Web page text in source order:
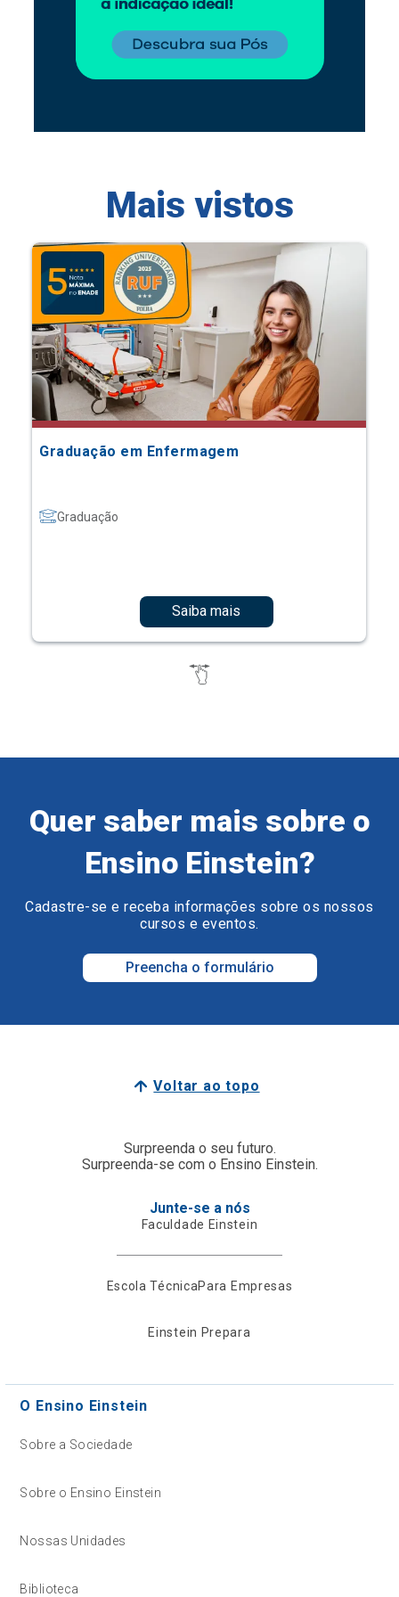
Mais vistos
Graduação em Enfermagem
Graduação
Saiba mais
Quer saber mais sobre o
Ensino Einstein?
Cadastre-se e receba informações sobre os nossos
cursos e eventos.
Preencha o formulário
Voltar ao topo
Surpreenda o seu futuro.
Surpreenda-se com o Ensino Einstein.
Junte-se a nós
Faculdade Einstein
Escola TécnicaPara Empresas
Einstein Prepara
O Ensino Einstein
Sobre a Sociedade
Sobre o Ensino Einstein
Nossas Unidades
Biblioteca